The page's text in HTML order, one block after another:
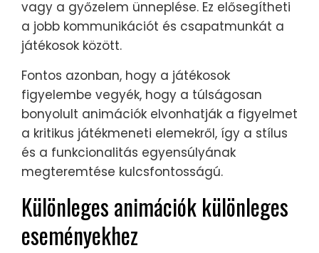
vagy a győzelem ünneplése. Ez elősegítheti
a jobb kommunikációt és csapatmunkát a
játékosok között.
Fontos azonban, hogy a játékosok
figyelembe vegyék, hogy a túlságosan
bonyolult animációk elvonhatják a figyelmet
a kritikus játékmeneti elemekről, így a stílus
és a funkcionalitás egyensúlyának
megteremtése kulcsfontosságú.
Különleges animációk különleges
eseményekhez